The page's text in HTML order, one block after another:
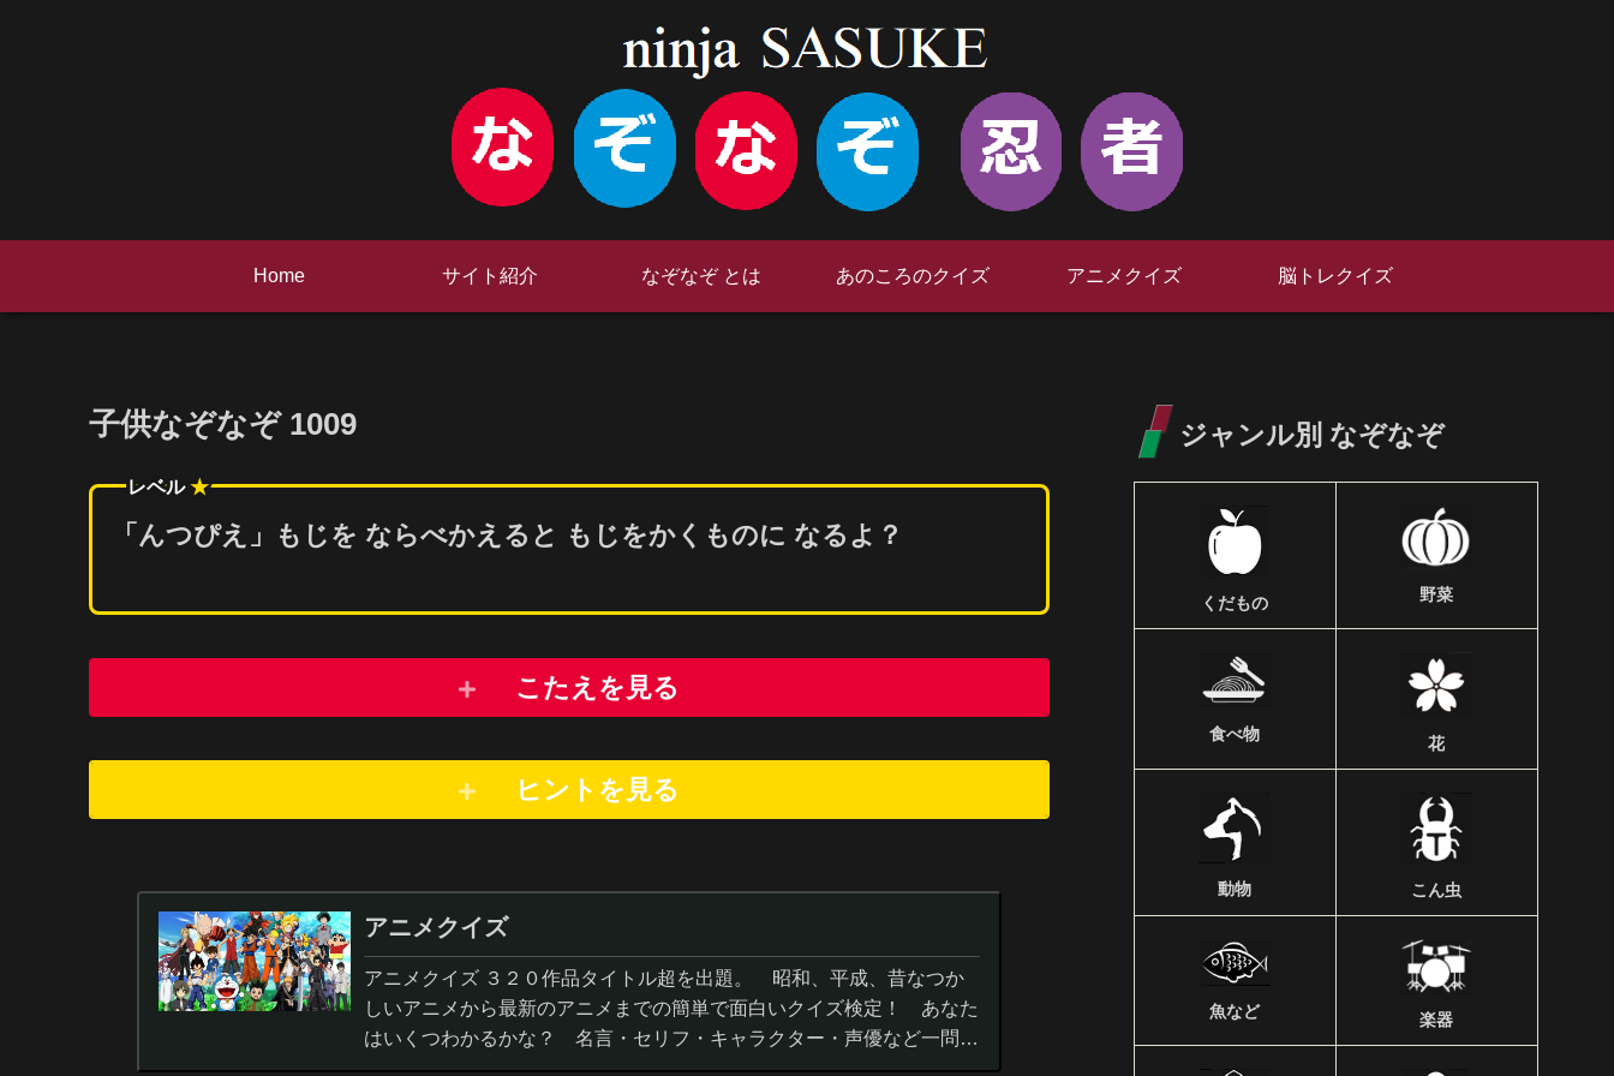
Home サイト紹介 なぞなぞ とは あのころのクイズ アニメクイズ 脳トレクイズ
子供なぞなぞ 1009
レベル★
「んつぴえ」もじを ならべかえると もじをかくものに なるよ？
こたえを見る
ヒントを 見る
アニメクイズ
アニメクイズ ３２０作品タイトル超を出題。 昭和、平成、昔なつか
しいアニメから最新のアニメまでの簡単で面白いクイズ検定！ あなた
はいくつわかるかな？ 名言・セリフ・キャラクター・声優など一問一
答から3択・4択問題までの小学生の簡単問題から難...
ジャンル別 なぞなぞ
くだもの 野菜
食べ物 花
動物 こん虫
魚など 楽器